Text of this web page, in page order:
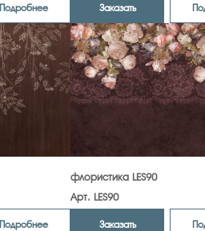
Подробнее Заказать
Подробнее
флористика LES90
Арт. LES90
Заказать